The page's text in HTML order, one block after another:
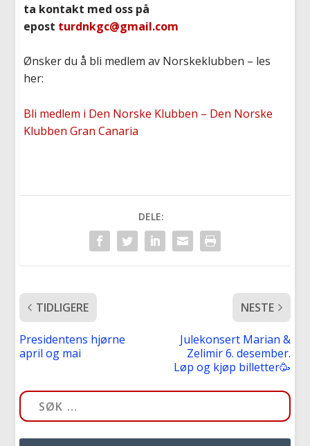
ta kontakt med oss på
epost turdnkgc@gmail.com
Ønsker du å bli medlem av Norskeklubben – les
her:
Bli medlem i Den Norske Klubben – Den Norske
Klubben Gran Canaria
DELE:
TIDLIGERE
Presidentens hjørne
april og mai
NESTE
Julekonsert Marian &
Zelimir 6. desember.
Løp og kjøp billetter🥳